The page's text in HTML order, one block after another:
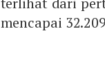
mencapai